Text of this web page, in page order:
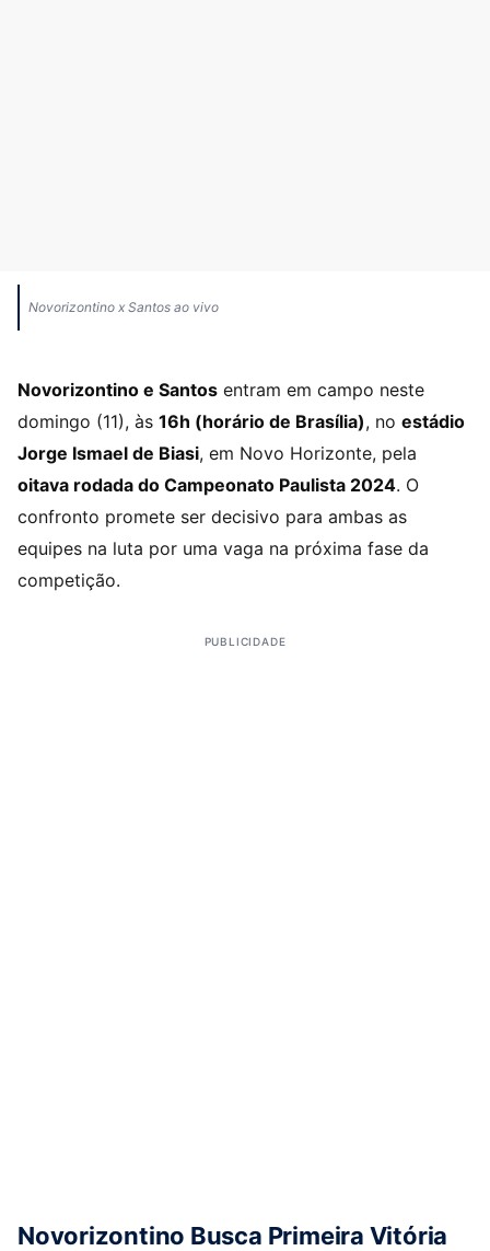
Novorizontino x Santos ao vivo
Novorizontino e Santos entram em campo neste
domingo (11), às 16h (horário de Brasília), no estádio
Jorge Ismael de Biasi, em Novo Horizonte, pela
oitava rodada do Campeonato Paulista 2024. O
confronto promete ser decisivo para ambas as
equipes na luta por uma vaga na próxima fase da
competição.
PUBLICIDADE
Novorizontino Busca Primeira Vitória